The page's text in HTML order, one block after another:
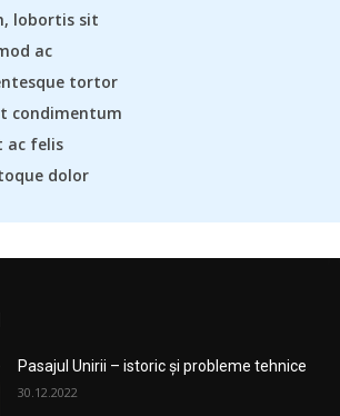
lobortis sit
ac
tortor
condimentum
ac felis
dolor
Pasajul Unirii – istoric și probleme tehnice
30.12.2022